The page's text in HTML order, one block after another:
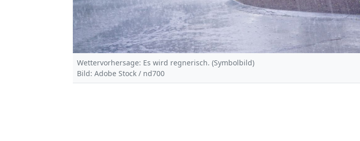
Wettervorhersage: Es wird regnerisch. (Symbolbild)
Bild: Adobe Stock / nd700